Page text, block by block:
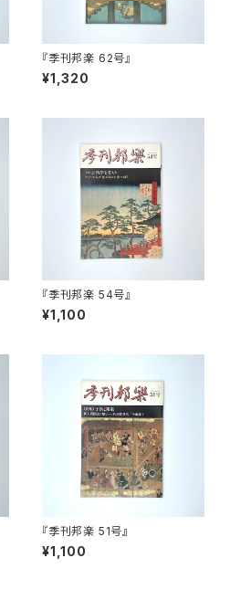
『季刊邦楽 62号』
¥1,320
『季刊邦楽 54号』
¥1,100
『季刊邦楽 51号』
¥1,100